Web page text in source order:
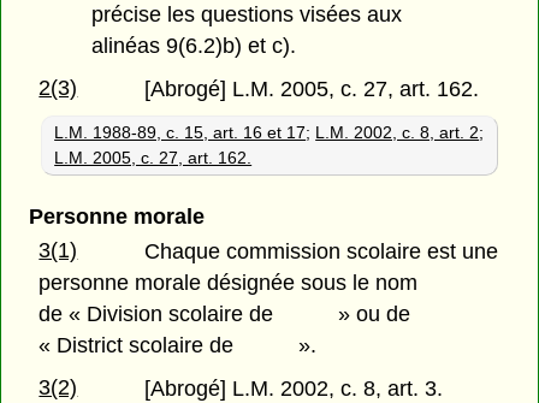
précise les questions visées aux
alinéas 9(6.2)b) et c).
2(3)
[Abrogé] L.M. 2005, c. 27, art. 162.
L.M. 1988-89, c. 15, art. 16 et 17; L.M. 2002, c. 8, art. 2;
L.M. 2005, c. 27, art. 162.
Personne morale
3(1)
Chaque commission scolaire est une
personne morale désignée sous le nom
de « Division scolaire de » ou de
« District scolaire de ».
3(2)
[Abrogé] L.M. 2002, c. 8, art. 3.